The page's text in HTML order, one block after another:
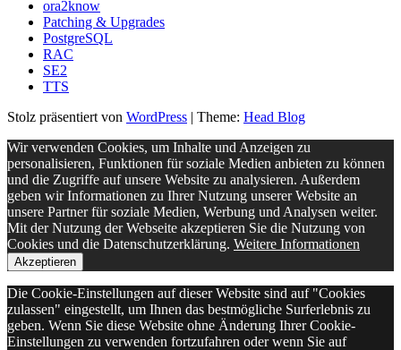
ora2know
Patching & Upgrades
PostgreSQL
RAC
SE2
TTS
Stolz präsentiert von WordPress | Theme: Head Blog
Wir verwenden Cookies, um Inhalte und Anzeigen zu
personalisieren, Funktionen für soziale Medien anbieten zu können
und die Zugriffe auf unsere Website zu analysieren. Außerdem
geben wir Informationen zu Ihrer Nutzung unserer Website an
unsere Partner für soziale Medien, Werbung und Analysen weiter.
Mit der Nutzung der Webseite akzeptieren Sie die Nutzung von
Cookies und die Datenschutzerklärung. Weitere Informationen
Akzeptieren
Die Cookie-Einstellungen auf dieser Website sind auf "Cookies
zulassen" eingestellt, um Ihnen das bestmögliche Surferlebnis zu
geben. Wenn Sie diese Website ohne Änderung Ihrer Cookie-
Einstellungen zu verwenden fortzufahren oder wenn Sie auf